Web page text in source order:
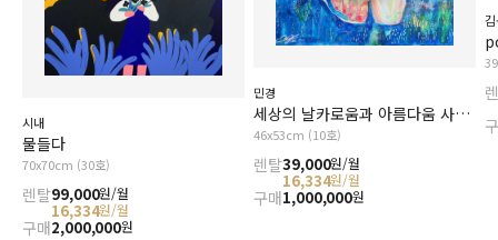
시내
물들다
70x70cm (30호)
렌탈99,000원/월
16,334원/월
구매2,000,000원
민경
세상의 날카로움과 아름다움 사이에서
46x53cm (10호)
렌탈39,000원/월
16,334원/월
구매1,000,000원